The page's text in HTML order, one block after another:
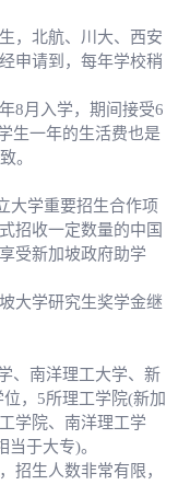
北航、川大、西安
申请到，每年学校稍
8月入学，期间接受6
生一年的生活费也是
。
学重要招生合作项
招收一定数量的中国
受新加坡政府助学
学研究生奖学金继
南洋理工大学、新
，5所理工学院(新加
学院、南洋理工学
于大专)。
生人数非常有限，